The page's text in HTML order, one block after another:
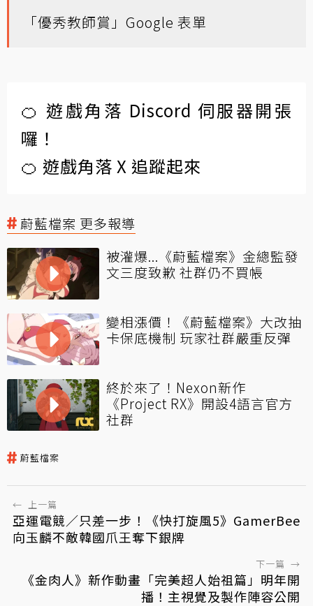
「優秀教師賞」Google 表單
🍊 遊戲角落 Discord 伺服器開張
囉！
🍊 遊戲角落 X 追蹤起來
蔚藍檔案 更多報導
被灌爆...《蔚藍檔案》金總監發
文三度致歉 社群仍不買帳
變相漲價！《蔚藍檔案》大改抽
卡保底機制 玩家社群嚴重反彈
終於來了！Nexon新作
《Project RX》開設4語言官方
社群
蔚藍檔案
← 上一篇
亞運電競／只差一步！《快打旋風5》GamerBee
向玉麟不敵韓國爪王奪下銀牌
下一篇 →
《金肉人》新作動畫「完美超人始祖篇」明年開
播！主視覺及製作陣容公開